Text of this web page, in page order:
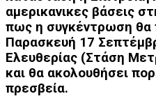
αμερικανικες βάσεις
πως η συγκέντρωση θα
Παρασκευή 17
Ελευθερίας (Στάση
και θα ακολουθήσει
πρεσβεία.